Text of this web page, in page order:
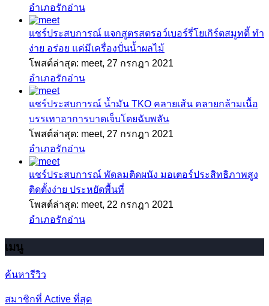
อำเภอรักอ่าน
แชร์ประสบการณ์ แจกสูตรสตรอว์เบอร์รี่โยเกิร์ตสมูทตี้ ทำ
ง่าย อร่อย แค่มีเครื่องปั่นน้ำผลไม้
โพสต์ล่าสุด: meet, 27 กรกฎา 2021
อำเภอรักอ่าน
แชร์ประสบการณ์ น้ำมัน TKO คลายเส้น คลายกล้ามเนื้อ
บรรเทาอาการบาดเจ็บโดยฉับพลัน
โพสต์ล่าสุด: meet, 27 กรกฎา 2021
อำเภอรักอ่าน
แชร์ประสบการณ์ พัดลมติดผนัง มอเตอร์ประสิทธิภาพสูง
ติดตั้งง่าย ประหยัดพื้นที่
โพสต์ล่าสุด: meet, 22 กรกฎา 2021
อำเภอรักอ่าน
เมนู
ค้นหารีวิว
สมาชิกที่ Active ที่สุด